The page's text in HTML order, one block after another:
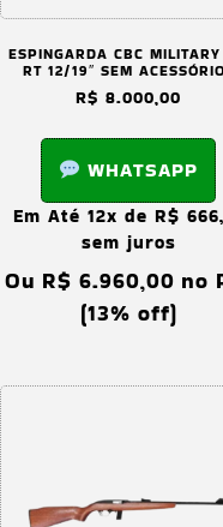
ESPINGARDA CBC
RT 12/19″ SEM
R$ 8.000,00
WHATSAPP
Em Até 12x de R$
sem juros
Ou R$ 6.960,00 no
(13% off)